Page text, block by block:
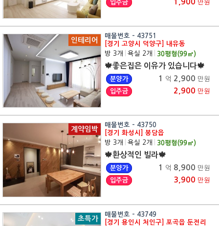
입주금
1,900 만원
인테리어
매물번호 - 43751
[경기 고양시 덕양구] 내유동
방 3개
욕실 2개 30평형(99㎡)
🍁좋은집은 이유가 있습니다🍁
분양가 1 억 2,900 만원
입주금
2,900 만원
계약임박
매물번호 - 43750
[경기 화성시] 봉담읍
방 3개
욕실 2개 30평형(99㎡)
🍁환상적인 빌라🍁
분양가 1 억 8,900 만원
입주금
3,900 만원
초특가
매물번호 - 43749
[경기 용인시 처인구] 포곡읍 둔전리